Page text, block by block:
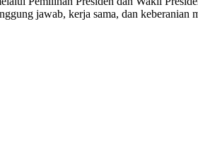
jawab, kerja sama, dan keberanian